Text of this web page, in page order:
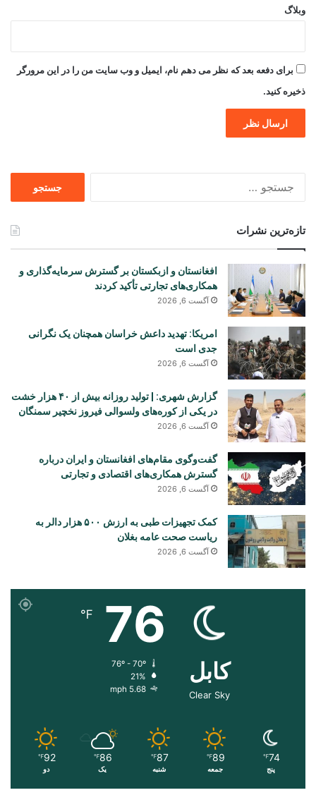
وبلاگ
برای دفعه بعد که نظر می دهم نام، ایمیل و وب سایت من را در این مرورگر
ذخیره کنید.
تازه‌ترین نشرات
افغانستان و ازبکستان بر گسترش سرمایه‌گذاری و
همکاری‌های تجارتی تأکید کردند
آگست 6, 2026
امریکا: تهدید داعش خراسان همچنان یک نگرانی
جدی است
آگست 6, 2026
گزارش شهری: | تولید روزانه بیش از ۴۰ هزار خشت
در یکی از کوره‌های ولسوالی فیروز نخچیر سمنگان
آگست 6, 2026
گفت‌وگوی مقام‌های افغانستان و ایران درباره
گسترش همکاری‌های اقتصادی و تجارتی
آگست 6, 2026
کمک تجهیزات طبی به ارزش ۵۰۰ هزار دالر به
ریاست صحت عامه بغلان
آگست 6, 2026
کابل
Clear Sky
76
℉
21%
5.68 mph
74
℉
پنج
89
℉
جمعه
87
℉
شنبه
86
℉
یک
92
℉
دو